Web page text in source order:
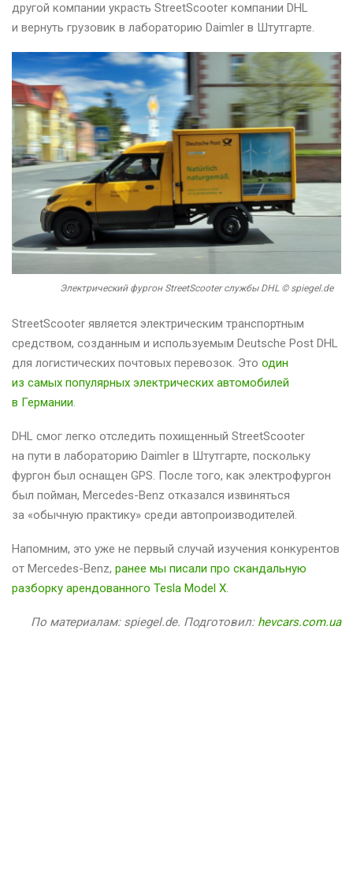
другой компании украсть StreetScooter компании DHL
и вернуть грузовик в лабораторию Daimler в Штутгарте.
Электрический фургон StreetScooter службы DHL © spiegel.de
StreetScooter является электрическим транспортным
средством, созданным и используемым Deutsche Post DHL
для логистических почтовых перевозок. Это один
из самых популярных электрических автомобилей
в Германии.
DHL смог легко отследить похищенный StreetScooter
на пути в лабораторию Daimler в Штутгарте, поскольку
фургон был оснащен GPS. После того, как электрофургон
был пойман, Mercedes-Benz отказался извиняться
за «обычную практику» среди автопроизводителей.
Напомним, это уже не первый случай изучения конкурентов
от Mercedes-Benz, ранее мы писали про скандальную
разборку арендованного Tesla Model X.
По материалам: spiegel.de. Подготовил: hevcars.com.ua